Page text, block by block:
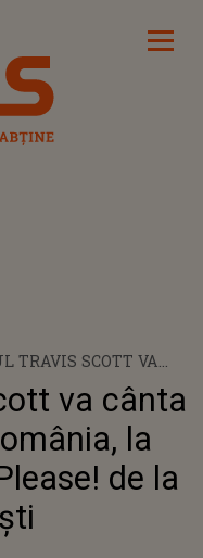
TRAVIS SCOTT VA
PREMIERĂ ÎN
LA FESTIVALUL
DE LA
va cânta
la
de la